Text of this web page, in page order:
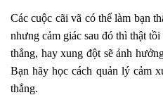
Các cuộc cãi vã có thể làm bạn
nhưng cảm giác sau đó thì thật
thẳng, hay xung đột sẽ ảnh
Bạn hãy học cách quản lý cảm
thẳng.